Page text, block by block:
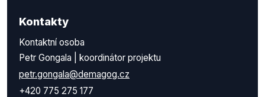
Kontakty
Kontaktní osoba
Petr Gongala | koordinátor projektu
petr.gongala@demagog.cz
+420 775 275 177